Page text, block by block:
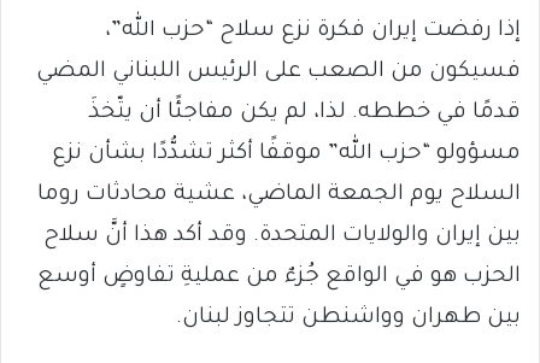
إذا رفضت إيران فكرة نزع سلاح “حزب الله”،
فسيكون من الصعب على الرئيس اللبناني المضي
قدمًا في خططه. لذا، لم يكن مفاجئًا أن يتّخذَ
مسؤولو “حزب الله” موقفًا أكثر تشدُّدًا بشأن نزع
السلاح يوم الجمعة الماضي، عشية محادثات روما
بين إيران والولايات المتحدة. وقد أكد هذا أنَّ سلاح
الحزب هو في الواقع جُزءٌ من عمليةِ تفاوضٍ أوسع
بين طهران وواشنطن تتجاوز لبنان.